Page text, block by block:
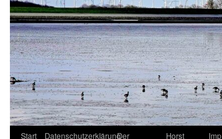
Start DatenschutzerklärungDer
Horst